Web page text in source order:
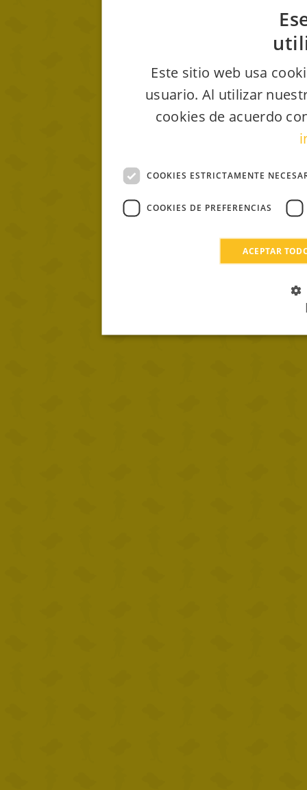
Este sitio web usa
usuario. Al utilizar
cookies de acuerdo
COOKIES ESTRICTAMENTE
COOKIES DE PREFERENCIAS
ACEPTAR